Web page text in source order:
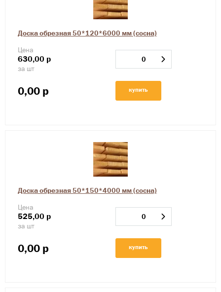
Доска обрезная 50*120*6000 мм (сосна)
Цена
630,00 р
за шт
0,00 р купить
Доска обрезная 50*150*4000 мм (сосна)
Цена
525,00 р
за шт
0,00 р купить